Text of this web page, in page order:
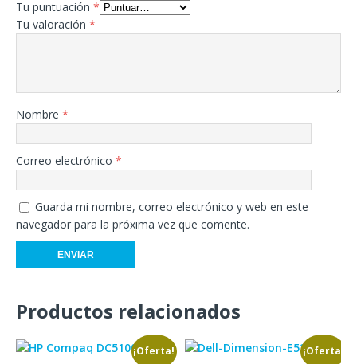
Tu puntuación *
Tu valoración *
Nombre *
Correo electrónico *
Guarda mi nombre, correo electrónico y web en este
navegador para la próxima vez que comente.
Productos relacionados
¡Oferta! ¡Oferta!